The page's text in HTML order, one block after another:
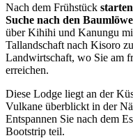
Nach dem Frühstück
Suche nach den
über Kihihi und Kanungu
Tallandschaft nach Kisoro
Landwirtschaft, wo Sie am
erreichen.
Diese Lodge liegt an der
Vulkane überblickt in der
Entspannen Sie nach dem
Bootstrip teil.